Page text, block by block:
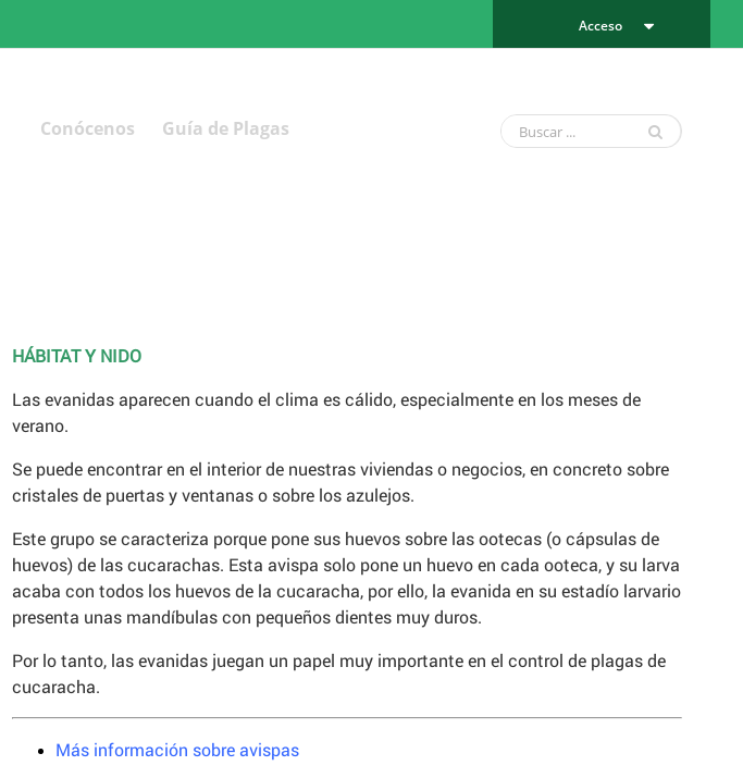
Acceso
Conócenos Guía de Plagas
HÁBITAT Y NIDO
Las evanidas aparecen cuando el clima es cálido, especialmente en los meses de
verano.
Se puede encontrar en el interior de nuestras viviendas o negocios, en concreto sobre
cristales de puertas y ventanas o sobre los azulejos.
Este grupo se caracteriza porque pone sus huevos sobre las ootecas (o cápsulas de
huevos) de las cucarachas. Esta avispa solo pone un huevo en cada ooteca, y su larva
acaba con todos los huevos de la cucaracha, por ello, la evanida en su estadío larvario
presenta unas mandíbulas con pequeños dientes muy duros.
Por lo tanto, las evanidas juegan un papel muy importante en el control de plagas de
cucaracha.
Más información sobre avispas